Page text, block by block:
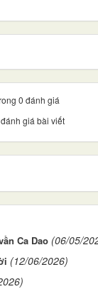
0 đánh giá
giá bài viết
Ca Dao (06/05/
(12/06/2026)